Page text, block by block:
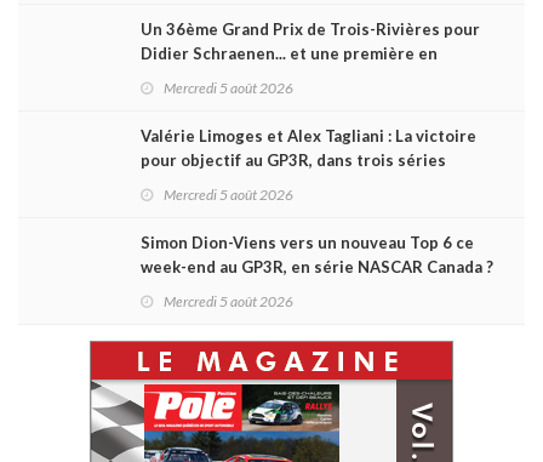
Un 36ème Grand Prix de Trois-Rivières pour
Didier Schraenen... et une première en
Mercredi 5 août 2026
Valérie Limoges et Alex Tagliani : La victoire
pour objectif au GP3R, dans trois séries
Mercredi 5 août 2026
Simon Dion-Viens vers un nouveau Top 6 ce
week-end au GP3R, en série NASCAR Canada ?
Mercredi 5 août 2026